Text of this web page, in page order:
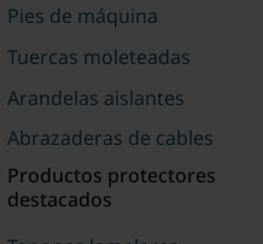
Pies de máquina
Tuercas moleteadas
Arandelas aislantes
Abrazaderas de cables
Productos protectores
destacados